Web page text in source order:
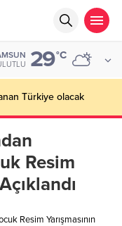
29°C
Türkiye olacak
Resim
Resim Yarışmasının